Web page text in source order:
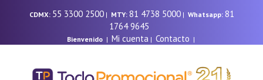
CDMX: 55 3300 2500| MTY: 81 4738 5000| Whatsapp: 81
1764 9645
Bienvenido| Mi cuenta | Contacto |